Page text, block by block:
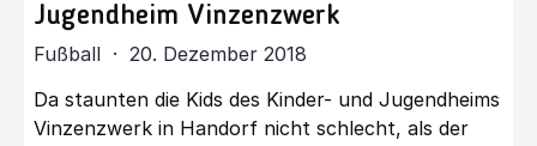
Jugendheim Vinzenzwerk
Fußball · 20. Dezember 2018
Da staunten die Kids des Kinder- und Jugendheims
Vinzenzwerk in Handorf nicht schlecht, als der